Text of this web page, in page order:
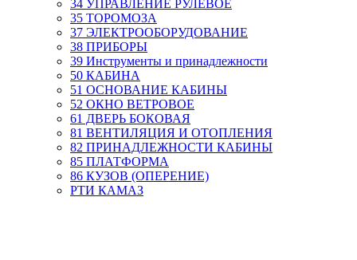
34 УПРАВЛЕНИЕ РУЛЕВОЕ
35 ТОРОМОЗА
37 ЭЛЕКТРООБОРУДОВАНИЕ
38 ПРИБОРЫ
39 Инструменты и принадлежности
50 КАБИНА
51 ОСНОВАНИЕ КАБИНЫ
52 ОКНО ВЕТРОВОЕ
61 ДВЕРЬ БОКОВАЯ
81 ВЕНТИЛЯЦИЯ И ОТОПЛЕНИЯ
82 ПРИНАДЛЕЖНОСТИ КАБИНЫ
85 ПЛАТФОРМА
86 КУЗОВ (ОПЕРЕНИЕ)
РТИ КАМАЗ